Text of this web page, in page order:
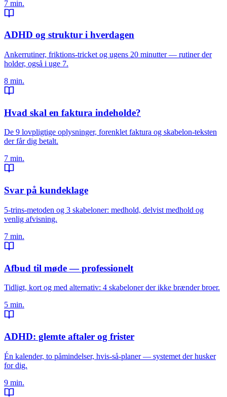
7 min.
ADHD og struktur i hverdagen
Ankerrutiner, friktions-tricket og ugens 20 minutter — rutiner der
holder, også i uge 7.
8 min.
Hvad skal en faktura indeholde?
De 9 lovpligtige oplysninger, forenklet faktura og skabelon-teksten
der får dig betalt.
7 min.
Svar på kundeklage
5-trins-metoden og 3 skabeloner: medhold, delvist medhold og
venlig afvisning.
7 min.
Afbud til møde — professionelt
Tidligt, kort og med alternativ: 4 skabeloner der ikke brænder broer.
5 min.
ADHD: glemte aftaler og frister
Én kalender, to påmindelser, hvis-så-planer — systemet der husker
for dig.
9 min.